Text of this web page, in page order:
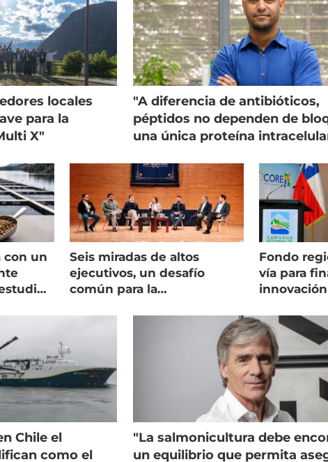
locales
para la
X"
"A diferencia de antibióticos,
péptidos no dependen de
una única proteína
con un
Seis miradas de altos
ejecutivos, un desafío
común para la
Fondo
vía para
Chile el
como el
"La salmonicultura debe
un equilibrio que permita